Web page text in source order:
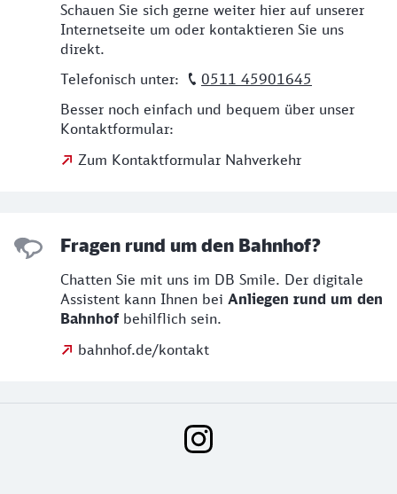
Schauen Sie sich gerne weiter hier auf unserer
Internetseite um oder kontaktieren Sie uns
direkt.
Telefonisch unter:
0511 45901645
Besser noch einfach und bequem über unser
Kontaktformular:
Zum Kontaktformular Nahverkehr
Fragen rund um den Bahnhof?
Chatten Sie mit uns im DB Smile. Der digitale
Assistent kann Ihnen bei Anliegen rund um den
Bahnhof behilflich sein.
bahnhof.de/kontakt